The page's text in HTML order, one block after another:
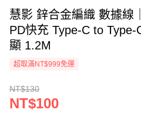
慧影 鋅合金編織 數據線｜C-
PD快充 Type-C to
顯 1.2M
超取滿NT$999免運
NT$130
NT$100